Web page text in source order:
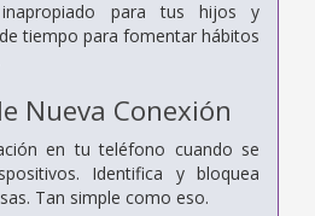
para tus hijos y
tiempo para fomentar hábitos
Nueva Conexión
en tu teléfono cuando se
Identifica y bloquea
Tan simple como eso.